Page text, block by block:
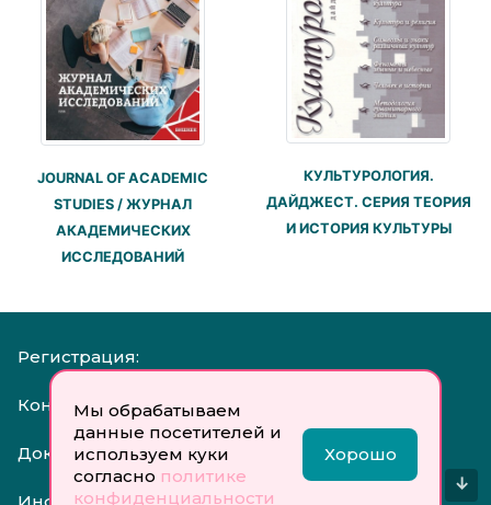
Мы обрабатываем
данные посетителей и
используем куки
согласно политике
конфиденциальности
Хорошо
JOURNAL OF ACADEMIC
STUDIES / ЖУРНАЛ
АКАДЕМИЧЕСКИХ
ИССЛЕДОВАНИЙ
КУЛЬТУРОЛОГИЯ.
ДАЙДЖЕСТ. СЕРИЯ ТЕОРИЯ
И ИСТОРИЯ КУЛЬТУРЫ
Регистрация:
Контакты:
Документы:
Инфо:
↓